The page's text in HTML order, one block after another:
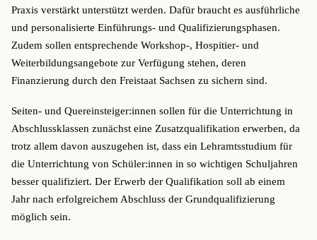
Praxis verstärkt unterstützt werden. Dafür braucht es ausführliche
und personalisierte Einführungs- und Qualifizierungsphasen.
Zudem sollen entsprechende Workshop-, Hospitier- und
Weiterbildungsangebote zur Verfügung stehen, deren
Finanzierung durch den Freistaat Sachsen zu sichern sind.
Seiten- und Quereinsteiger:innen sollen für die Unterrichtung in
Abschlussklassen zunächst eine Zusatzqualifikation erwerben, da
trotz allem davon auszugehen ist, dass ein Lehramtsstudium für
die Unterrichtung von Schüler:innen in so wichtigen Schuljahren
besser qualifiziert. Der Erwerb der Qualifikation soll ab einem
Jahr nach erfolgreichem Abschluss der Grundqualifizierung
möglich sein.